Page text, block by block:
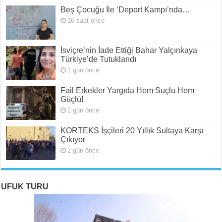
Beş Çocuğu İle ‘Deport Kampı’nda…
16 saat önce
İsviçre’nin İade Ettiği Bahar Yalçınkaya
Türkiye’de Tutuklandı
1 gün önce
Fail Erkekler Yargıda Hem Suçlu Hem
Güçlü!
2 gün önce
KORTEKS İşçileri 20 Yıllık Sultaya Karşı
Çıkıyor
2 gün önce
UFUK TURU